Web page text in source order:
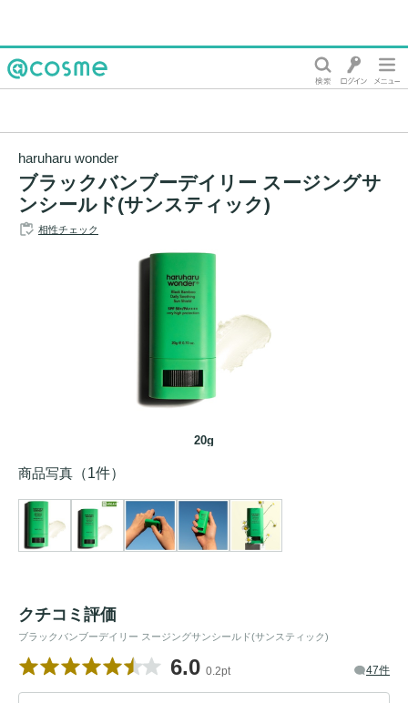
haruharu wonder
ブラックバンブーデイリー スージングサ
ンシールド(サンスティック)
相性チェック
20g
商品写真 （1件）
クチコミ評価
ブラックバンブーデイリー スージングサンシールド(サンスティック)
6.0 0.2pt 47件